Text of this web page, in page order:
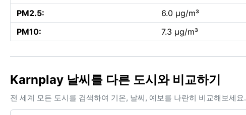
PM2.5:
6.0 µg/m³
PM10:
7.3 µg/m³
Karnplay 날씨를 다른 도시와 비교하기
전 세계 모든 도시를 검색하여 기온, 날씨, 예보를 나란히 비교해보세요.